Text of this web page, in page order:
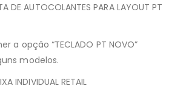
DE AUTOCOLANTES PARA LAYOUT PT
a opção “TECLADO PT NOVO”
modelos.
INDIVIDUAL RETAIL